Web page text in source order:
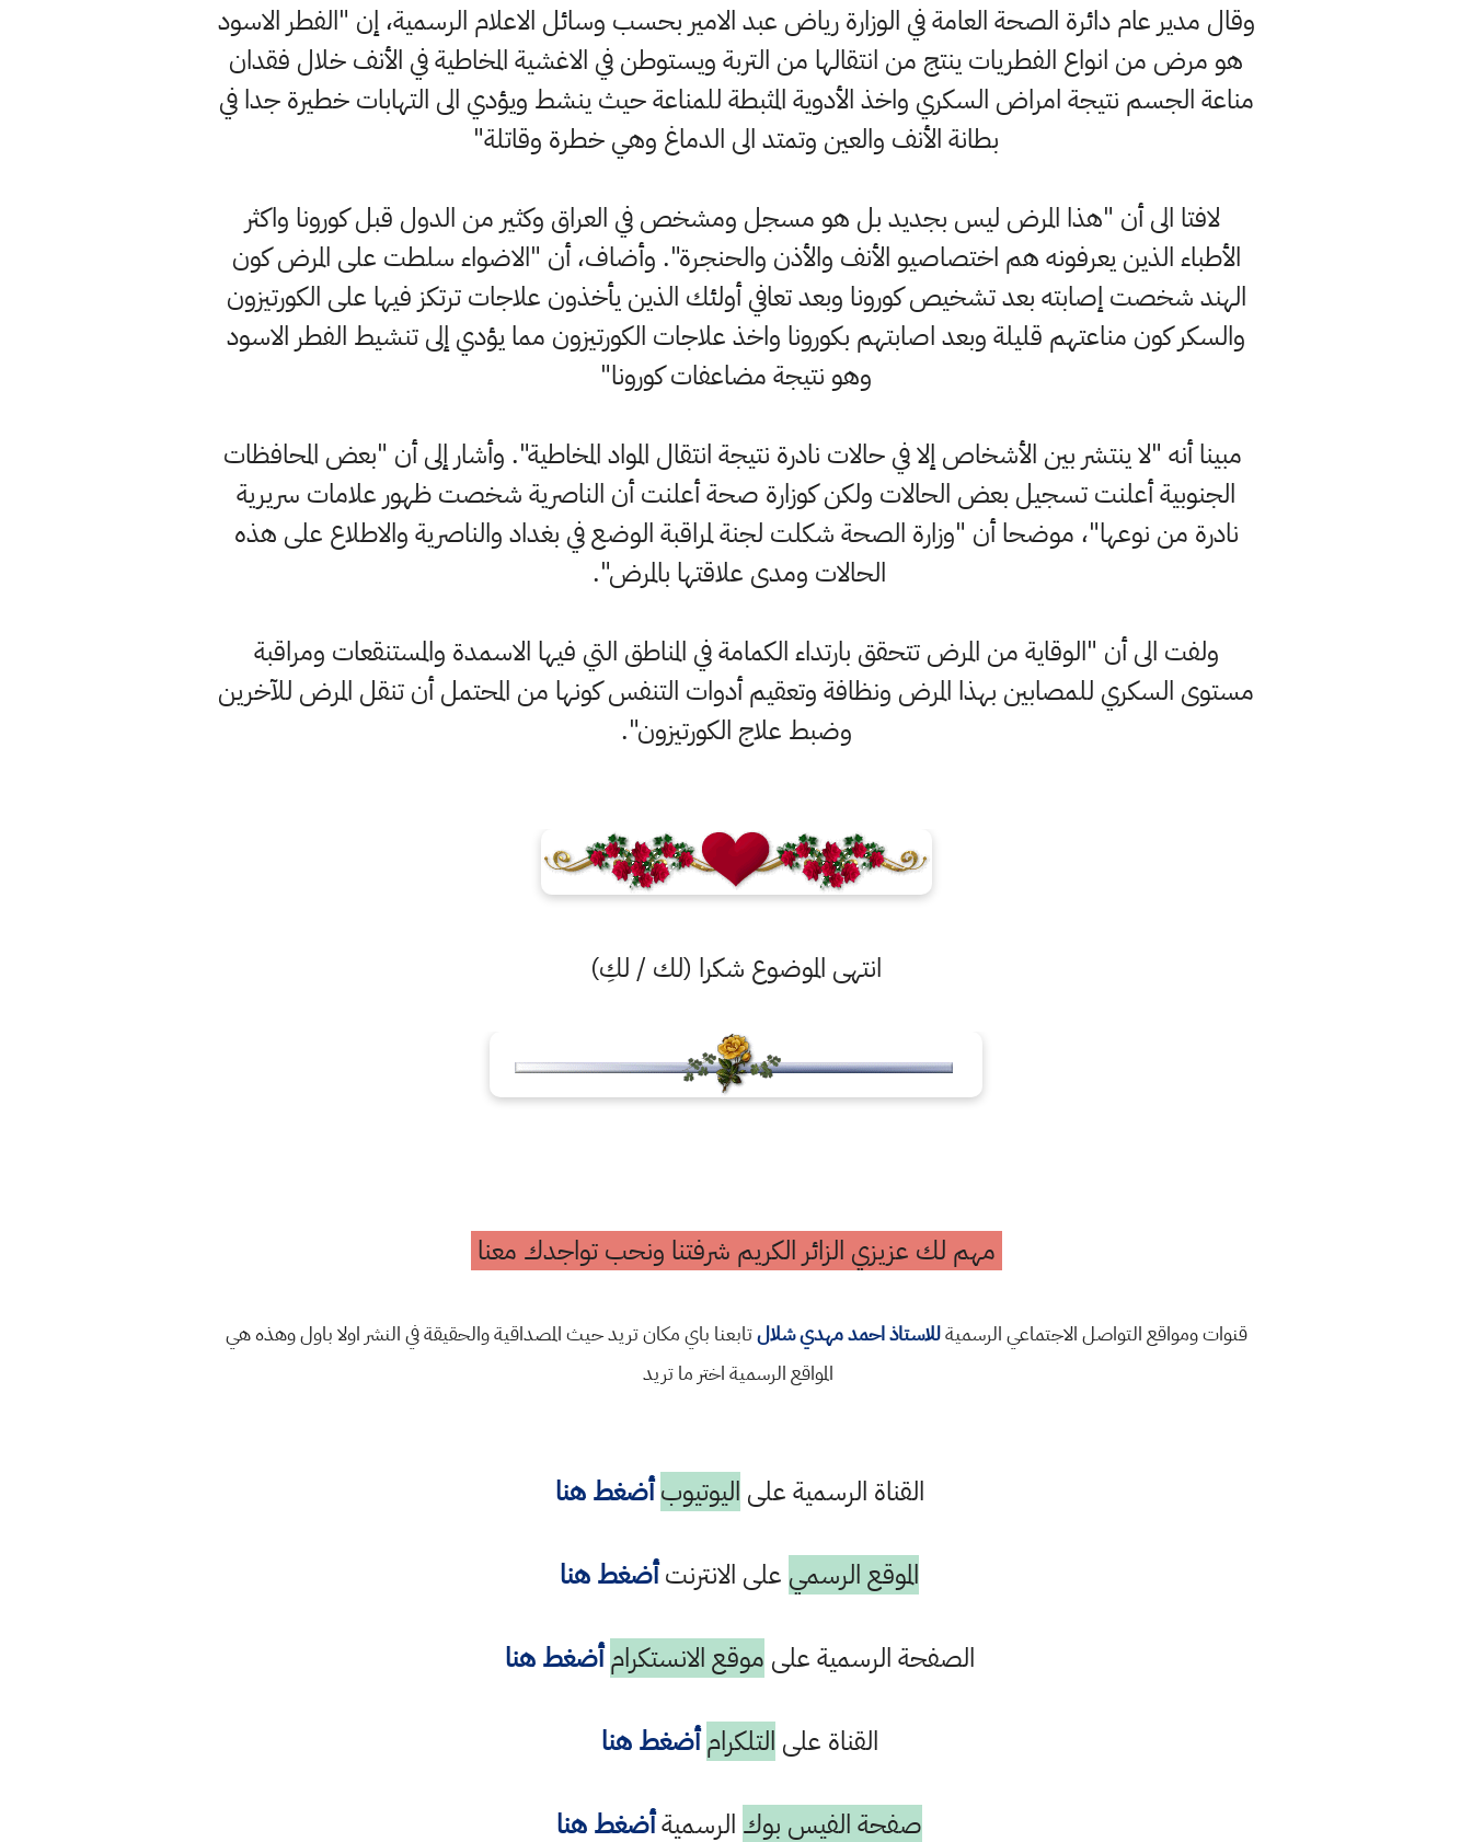
وقال مدير عام دائرة الصحة العامة في الوزارة رياض عبد الامير بحسب وسائل الاعلام الرسمية، إن "الفطر الاسود
هو مرض من انواع الفطريات ينتج من انتقالها من التربة ويستوطن في الاغشية المخاطية في الأنف خلال فقدان
مناعة الجسم نتيجة امراض السكري واخذ الأدوية المثبطة للمناعة حيث ينشط ويؤدي الى التهابات خطيرة جدا في
بطانة الأنف والعين وتمتد الى الدماغ وهي خطرة وقاتلة"
لافتا الى أن "هذا المرض ليس بجديد بل هو مسجل ومشخص في العراق وكثير من الدول قبل كورونا واكثر
الأطباء الذين يعرفونه هم اختصاصيو الأنف والأذن والحنجرة". وأضاف، أن "الاضواء سلطت على المرض كون
الهند شخصت إصابته بعد تشخيص كورونا وبعد تعافي أولئك الذين يأخذون علاجات ترتكز فيها على الكورتيزون
والسكر كون مناعتهم قليلة وبعد اصابتهم بكورونا واخذ علاجات الكورتيزون مما يؤدي إلى تنشيط الفطر الاسود
وهو نتيجة مضاعفات كورونا"
مبينا أنه "لا ينتشر بين الأشخاص إلا في حالات نادرة نتيجة انتقال المواد المخاطية". وأشار إلى أن "بعض المحافظات
الجنوبية أعلنت تسجيل بعض الحالات ولكن كوزارة صحة أعلنت أن الناصرية شخصت ظهور علامات سريرية
نادرة من نوعها"، موضحا أن "وزارة الصحة شكلت لجنة لمراقبة الوضع في بغداد والناصرية والاطلاع على هذه
الحالات ومدى علاقتها بالمرض".
ولفت الى أن "الوقاية من المرض تتحقق بارتداء الكمامة في المناطق التي فيها الاسمدة والمستنقعات ومراقبة
مستوى السكري للمصابين بهذا المرض ونظافة وتعقيم أدوات التنفس كونها من المحتمل أن تنقل المرض للآخرين
وضبط علاج الكورتيزون".
انتهى الموضوع شكرا (لك / لكِ)
مهم لك عزيزي الزائر الكريم شرفتنا ونحب تواجدك معنا
قنوات ومواقع التواصل الاجتماعي الرسميةللاستاذ احمد مهدي شلالتابعنا باي مكان تريد حيث المصداقية والحقيقة في النشر اولا باول وهذه هي
المواقع الرسمية اختر ما تريد
القناة الرسمية على اليوتيوب أضغط هنا
الموقع الرسمي على الانترنتأضغط هنا
الصفحة الرسمية على موقع الانستكرام أضغط هنا
القناة على التلكرام أضغط هنا
صفحة الفيس بوك الرسميةأضغط هنا